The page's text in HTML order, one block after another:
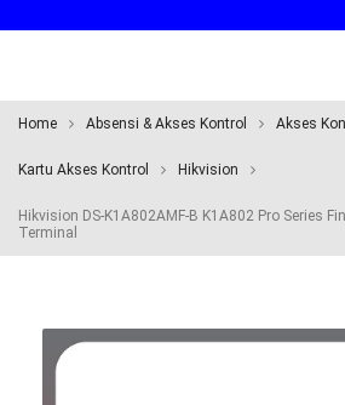
Home Absensi & Akses Kontrol Akses
Kartu Akses Kontrol Hikvision
Hikvision DS-K1A802AMF-B K1A802 Pro Series
Terminal